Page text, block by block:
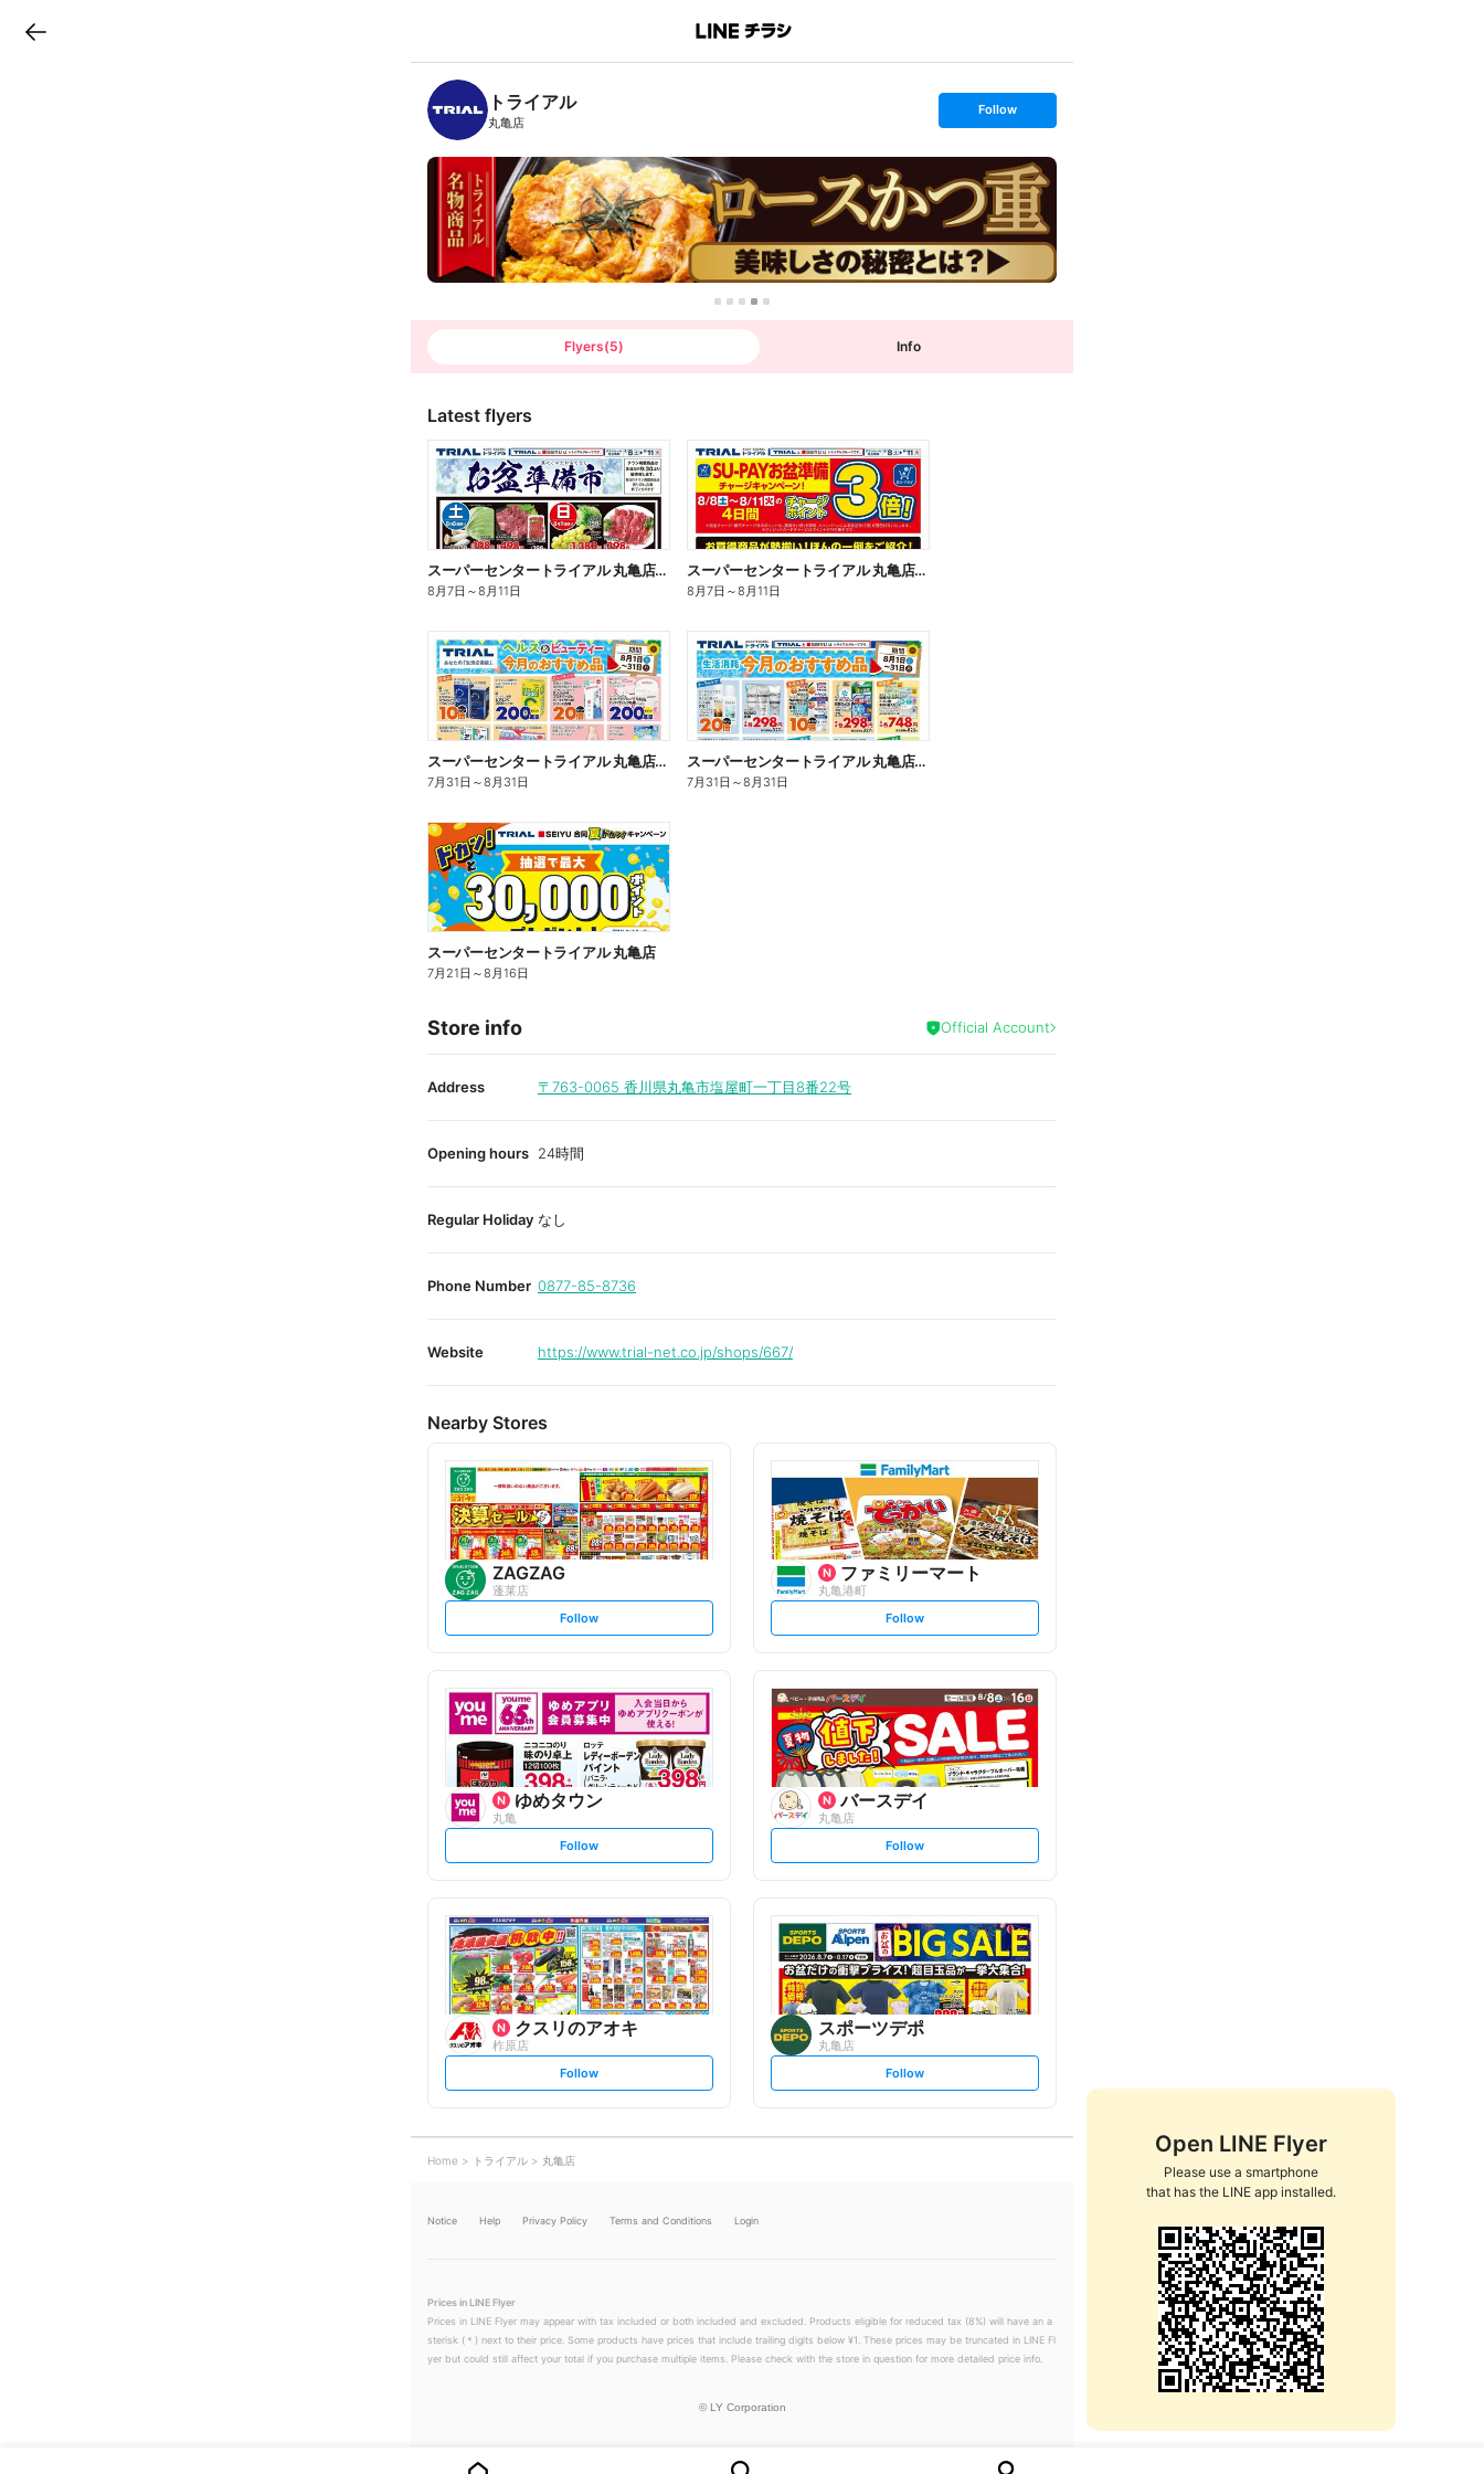
B
n
c
h
T
トライアル
丸亀店
s
t
o
l
o
w
Follow
Flyers(5) Info
Latest flyers
スーパーセンタートライアル 丸亀店_表
8月7日 ～8月11日
スーパーセンタートライアル 丸亀店_裏
8月7日 ～8月11日
スーパーセンタートライアル 丸亀店_表
7月31日 ～8月31日
スーパーセンタートライアル 丸亀店_裏
7月31日 ～8月31日
スーパーセンタートライアル 丸亀店
7月21日 ～8月16日
Store info Official Account
Address 〒763-0065 香川県丸亀市塩屋町一丁目8番22号
Opening hours 24時間
Regular Holiday なし
Phone Number 0877-85-8736
Website https://www.trial-net.co.jp/shops/667/
Nearby Stores
ZAGZAG
蓬莱店
s
t
l
o
w
Follow
ファミリーマート
丸亀港町
s
t
l
w
Follow
ゆめタウン
丸亀
s
t
l
o
w
Follow
バースデイ
丸亀店
s
t
o
w
Follow
クスリのアオキ
柞原店
s
t
o
w
Follow
スポーツデポ
丸亀店
s
t
Follow
Open LINE Flyer
Please use a smartphone
that has the LINE app installed.
Home トライアル 丸亀店
Notice Help Privacy Policy Terms and Conditions Login
Prices in LINE Flyer
Prices in LINE Flyer may appear with tax included or both included and excluded. Products eligible for reduced tax (8%) will have an a
sterisk (＊) next to their price. Some products have prices that include trailing digits below ¥1. These prices may be truncated in LINE Fl
yer but could still affect your total if you purchase multiple items. Please check with the store in question for more detailed price info.
© LY Corporation